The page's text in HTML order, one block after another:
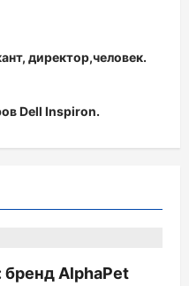
директор,человек.
Dell Inspiron.
бренд AlphaPet